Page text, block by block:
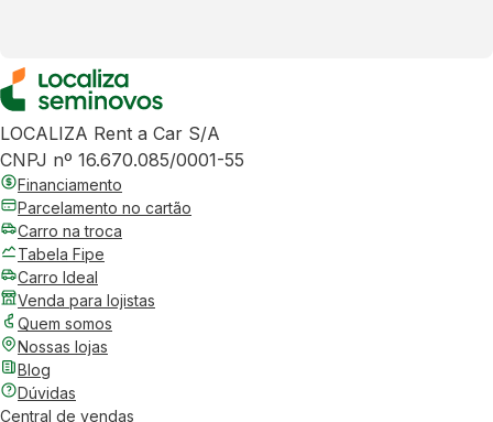
LOCALIZA Rent a Car S/A
CNPJ nº 16.670.085/0001-55
Financiamento
Parcelamento no cartão
Carro na troca
Tabela Fipe
Carro Ideal
Venda para lojistas
Quem somos
Nossas lojas
Blog
Dúvidas
Central de vendas